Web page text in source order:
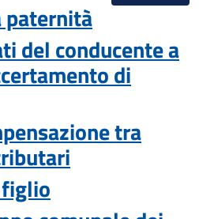
paternità
del conducente a
di
tra